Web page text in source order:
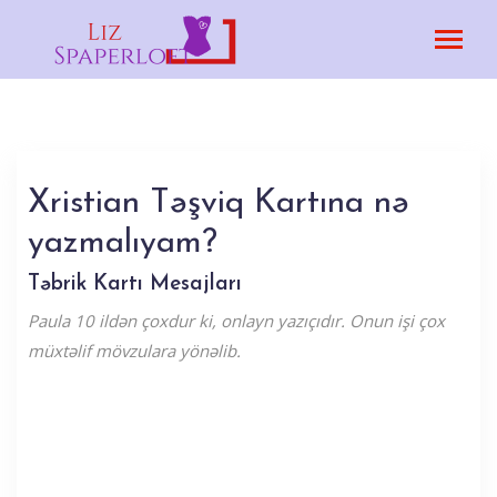
Xristian Təşviq Kartına nə
yazmalıyam?
Təbrik Kartı Mesajları
Paula 10 ildən çoxdur ki, onlayn yazıçıdır. Onun işi çox
müxtəlif mövzulara yönəlib.